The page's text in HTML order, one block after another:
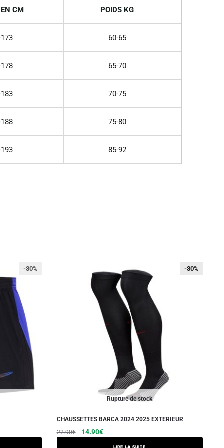
CM POIDS KG
60-65
65-70
70-75
75-80
85-92
-30%
Rupture de stock
-30%
-30%
CHAUSSETTES BARCA 2024 2025 EXTERIEUR
22.90€
Le
14.90€Le
Lire la suite